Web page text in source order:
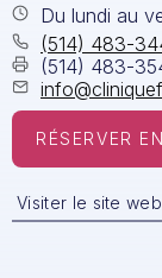
Du lundi au
(514) 483-
(514) 483-
RÉSERVER
Visiter le site web